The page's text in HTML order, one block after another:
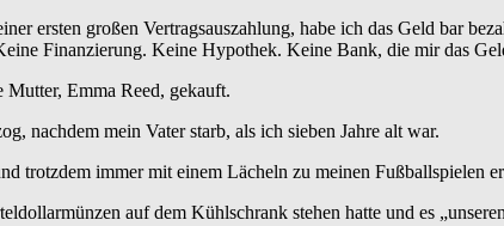
ersten großen Vertragsauszahlung, habe ich das Geld bar
Finanzierung. Keine Hypothek. Keine Bank, die mir das
Mutter, Emma Reed, gekauft.
nachdem mein Vater starb, als ich sieben Jahre alt war.
trotzdem immer mit einem Lächeln zu meinen Fußballspielen
auf dem Kühlschrank stehen hatte und es